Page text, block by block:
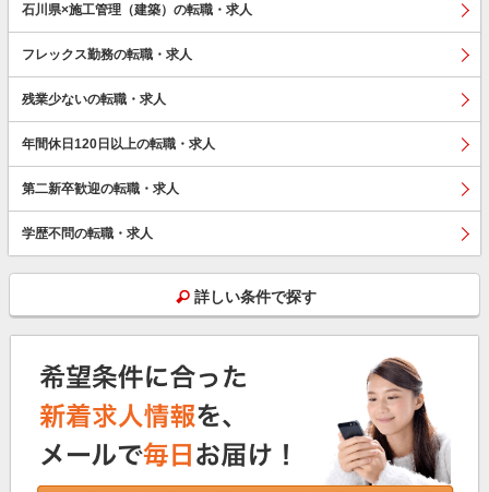
石川県×施工管理（建築）の転職・求人
フレックス勤務の転職・求人
残業少ないの転職・求人
年間休日120日以上の転職・求人
第二新卒歓迎の転職・求人
学歴不問の転職・求人
詳しい条件で探す